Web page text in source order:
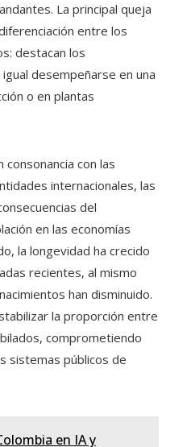
La principal queja
entre los
destacan los
desempeñarse en una
o en plantas
con las
internacionales, las
del
en las economías
la longevidad ha crecido
recientes, al mismo
han disminuido.
la proporción entre
comprometiendo
sistemas públicos de
en IA y